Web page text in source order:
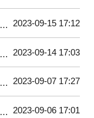
2023-09-15 17:12
2023-09-14 17:03
2023-09-07 17:27
2023-09-06 17:01